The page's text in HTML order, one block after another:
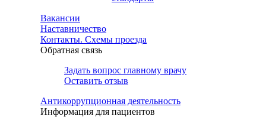
Вакансии
Наставничество
Контакты. Схемы проезда
Обратная связь
Задать вопрос главному врачу
Оставить отзыв
Антикоррупционная деятельность
Информация для пациентов